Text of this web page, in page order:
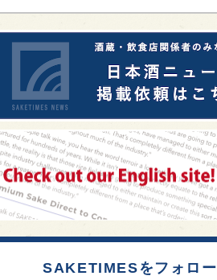
SAKETIMESをフォロー